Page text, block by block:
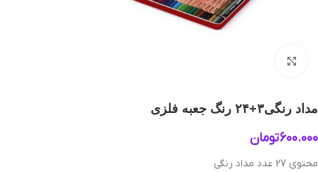
مداد رنگی۳+۲۴ رنگ جعبه فلزی
600.000تومان
محتوی 27 عدد مداد رنگی